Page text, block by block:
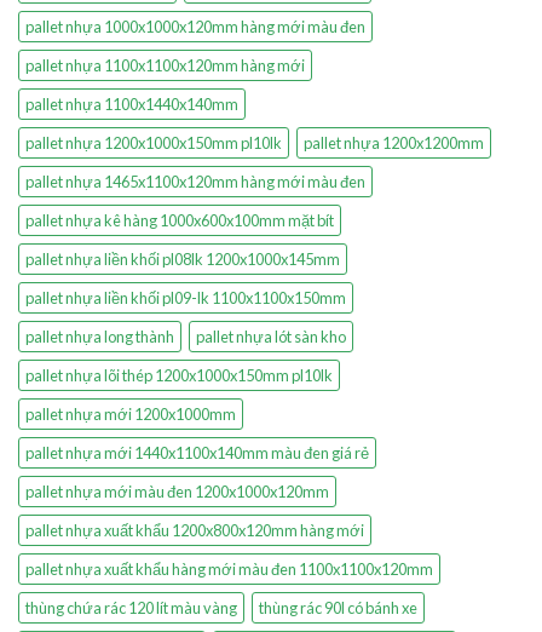
pallet nhựa 1000x1000x120mm hàng mới màu đen
pallet nhựa 1100x1100x120mm hàng mới
pallet nhựa 1100x1440x140mm
pallet nhựa 1200x1000x150mm pl10lk
pallet nhựa 1200x1200mm
pallet nhựa 1465x1100x120mm hàng mới màu đen
pallet nhựa kê hàng 1000x600x100mm mặt bít
pallet nhựa liền khối pl08lk 1200x1000x145mm
pallet nhựa liền khối pl09-lk 1100x1100x150mm
pallet nhựa long thành
pallet nhựa lót sàn kho
pallet nhựa lõi thép 1200x1000x150mm pl10lk
pallet nhựa mới 1200x1000mm
pallet nhựa mới 1440x1100x140mm màu đen giá rẻ
pallet nhựa mới màu đen 1200x1000x120mm
pallet nhựa xuất khẩu 1200x800x120mm hàng mới
pallet nhựa xuất khẩu hàng mới màu đen 1100x1100x120mm
thùng chứa rác 120 lít màu vàng
thùng rác 90l có bánh xe